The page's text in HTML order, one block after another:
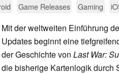
Game Releases Gaming
Mit der weltweiten Einführung
Updates beginnt eine
der Geschichte von Last War:
die bisherige Kartenlogik durch